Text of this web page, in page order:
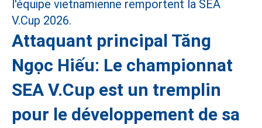
Attaquant principal Tăng
Ngọc Hiếu: Le championnat
SEA V.Cup est un tremplin
pour le développement de sa